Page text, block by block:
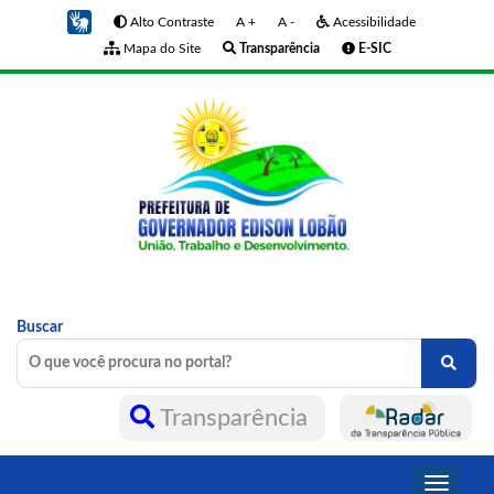
Alto Contraste A + A -
Acessibilidade
Mapa do Site
Transparência E-SIC
Buscar
Transparência
Toggle